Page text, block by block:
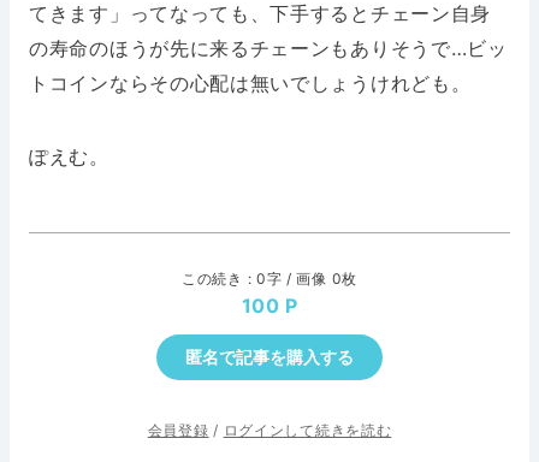
てきます」ってなっても、下手するとチェーン自身
の寿命のほうが先に来るチェーンもありそうで…ビッ
トコインならその心配は無いでしょうけれども。
ぽえむ。
この続き : 0字 / 画像 0枚
100
匿名で記事を購入する
会員登録 / ログインして続きを読む